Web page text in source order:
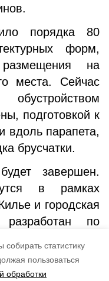
статистику
пользоваться
обработки
порядка 80
форм,
на
места. Сейчас
подготовкой к
вдоль парапета,
брусчатки.
завершен.
в рамках
и городская
по